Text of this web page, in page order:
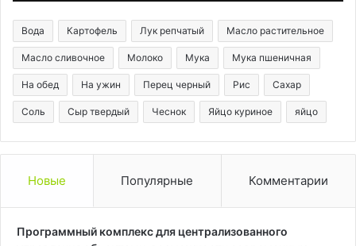
Вода Картофель Лук репчатый Масло растительное
Масло сливочное Молоко Мука Мука пшеничная
На обед На ужин Перец черный Рис Сахар
Соль Сыр твердый Чеснок Яйцо куриное яйцо
Новые Популярные Комментарии
Программный комплекс для централизованного